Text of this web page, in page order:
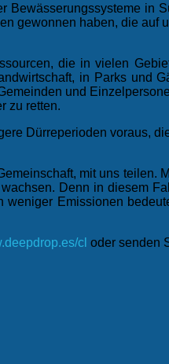
in
gewonnen haben, die auf
die in vielen
in Parks und
und
zu retten.
Dürreperioden voraus,
mit uns teilen.
Denn in diesem
Emissionen
cl oder senden